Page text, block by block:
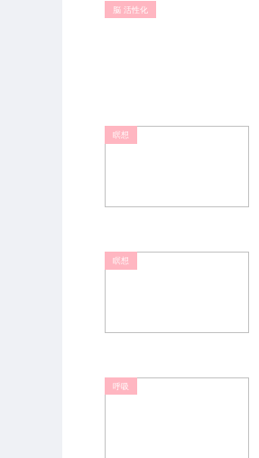
脳 活性化
瞑想
瞑想
呼吸